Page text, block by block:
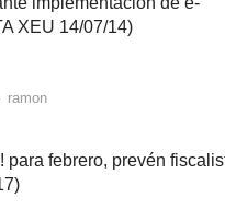
XEU 14/07/14)
Author
ramon
para febrero, prevén